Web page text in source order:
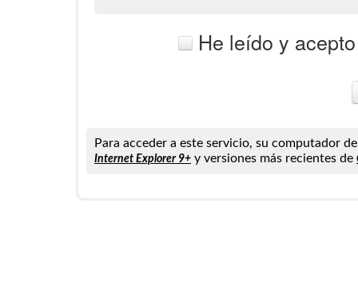
He leído y
Para acceder a este servicio, su computador
Internet Explorer 9+ y versiones más recientes de